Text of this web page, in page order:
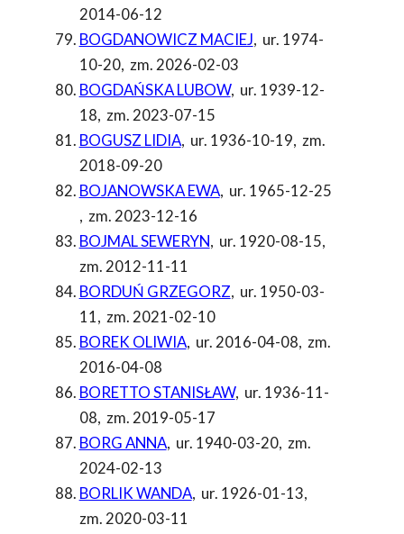
2014-06-12
BOGDANOWICZ MACIEJ, ur. 1974-
10-20, zm. 2026-02-03
BOGDAŃSKA LUBOW, ur. 1939-12-
18, zm. 2023-07-15
BOGUSZ LIDIA, ur. 1936-10-19, zm.
2018-09-20
BOJANOWSKA EWA, ur. 1965-12-25
, zm. 2023-12-16
BOJMAL SEWERYN, ur. 1920-08-15,
zm. 2012-11-11
BORDUŃ GRZEGORZ, ur. 1950-03-
11, zm. 2021-02-10
BOREK OLIWIA, ur. 2016-04-08, zm.
2016-04-08
BORETTO STANISŁAW, ur. 1936-11-
08, zm. 2019-05-17
BORG ANNA, ur. 1940-03-20, zm.
2024-02-13
BORLIK WANDA, ur. 1926-01-13,
zm. 2020-03-11